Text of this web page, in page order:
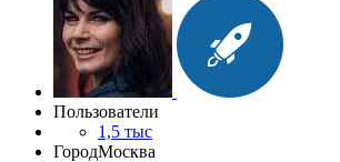
Пользователи
1,5 тыс
ГородМосква